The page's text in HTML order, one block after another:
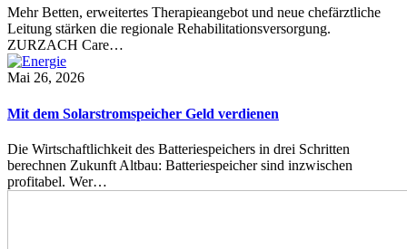
Mehr Betten, erweitertes Therapieangebot und neue chefärztliche
Leitung stärken die regionale Rehabilitationsversorgung.
ZURZACH Care…
Mai 26, 2026
Mit dem Solarstromspeicher Geld verdienen
Die Wirtschaftlichkeit des Batteriespeichers in drei Schritten
berechnen Zukunft Altbau: Batteriespeicher sind inzwischen
profitabel. Wer…